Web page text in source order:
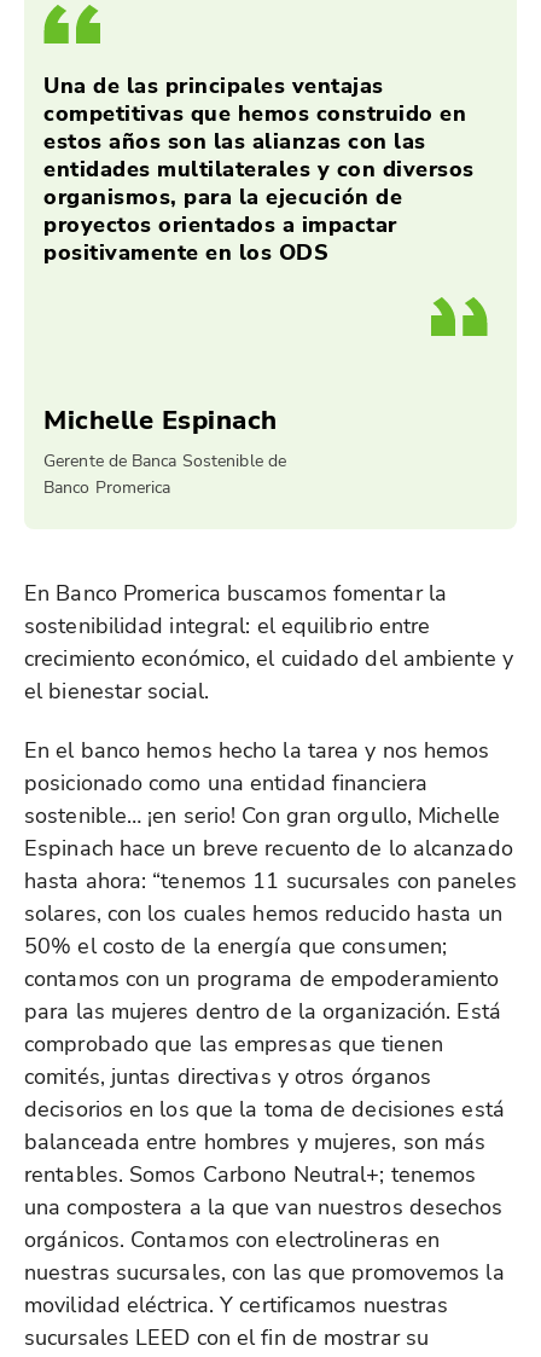
Una de las principales ventajas
competitivas que hemos construido en
estos años son las alianzas con las
entidades multilaterales y con diversos
organismos, para la ejecución de
proyectos orientados a impactar
positivamente en los ODS
Michelle Espinach
Gerente de Banca Sostenible de
Banco Promerica
En Banco Promerica buscamos fomentar la
sostenibilidad integral: el equilibrio entre
crecimiento económico, el cuidado del ambiente y
el bienestar social.
En el banco hemos hecho la tarea y nos hemos
posicionado como una entidad financiera
sostenible… ¡en serio! Con gran orgullo, Michelle
Espinach hace un breve recuento de lo alcanzado
hasta ahora: “tenemos 11 sucursales con paneles
solares, con los cuales hemos reducido hasta un
50% el costo de la energía que consumen;
contamos con un programa de empoderamiento
para las mujeres dentro de la organización. Está
comprobado que las empresas que tienen
comités, juntas directivas y otros órganos
decisorios en los que la toma de decisiones está
balanceada entre hombres y mujeres, son más
rentables. Somos Carbono Neutral+; tenemos
una compostera a la que van nuestros desechos
orgánicos. Contamos con electrolineras en
nuestras sucursales, con las que promovemos la
movilidad eléctrica. Y certificamos nuestras
sucursales LEED con el fin de mostrar su